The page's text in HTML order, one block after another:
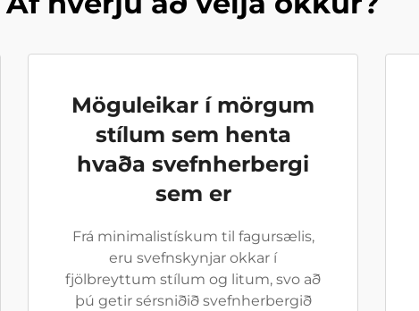
Möguleikar í mörgum
stílum sem henta
hvaða svefnherbergi
sem er
Frá minimalistískum til fagursælis,
eru svefnskynjar okkar í
fjölbreyttum stílum og litum, svo að
þú getir sérsniðið svefnherbergið